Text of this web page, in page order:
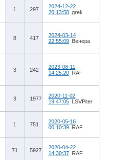
1 297
2024-12-22
20:13:58 grek
8 417
2024-03-14
22:55:09 Венера
3 242
2023-08-11
14:25:20 RAF
3 1977
2020-11-02
19:47:05 LSVPiter
1 751
2020-05-16
00:10:39 RAF
71 5927
2020-04-22
14:30:37 RAF